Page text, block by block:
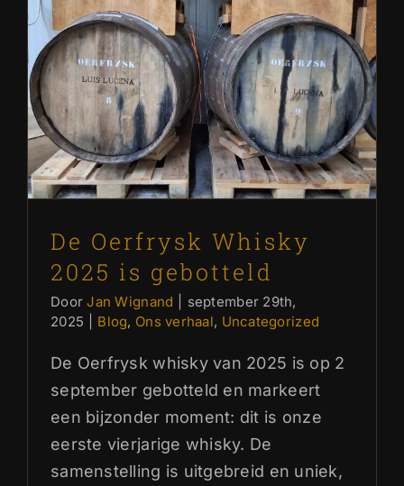
De Oerfrysk Whisky 2025 is
gebotteld
Blog Ons verhaal Uncategorized
De Oerfrysk Whisky
2025 is gebotteld
DoorJan Wignand
september 29th,
2025
Blog, Ons verhaal, Uncategorized
De Oerfrysk whisky van 2025 is op 2
september gebotteld en markeert
een bijzonder moment: dit is onze
eerste vierjarige whisky. De
samenstelling is uitgebreid en uniek,